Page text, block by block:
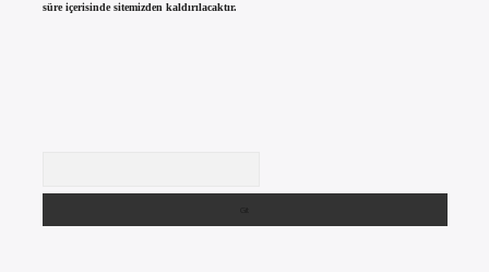
süre içerisinde sitemizden kaldırılacaktır.